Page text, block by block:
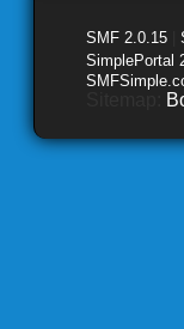
SMF 2.0.15
SimplePortal